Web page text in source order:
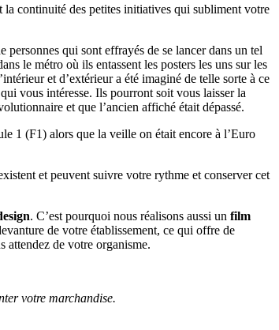
la continuité des petites initiatives qui subliment votre
qui sont effrayés de se lancer dans un tel
le métro où ils entassent les posters les uns sur les
et d’extérieur a été imaginé de telle sorte à ce
vous intéresse. Ils pourront soit vous laisser la
et que l’ancien affiché était dépassé.
1 (F1) alors que la veille on était encore à l’Euro
et peuvent suivre votre rythme et conserver cet
. C’est pourquoi nous réalisons aussi un film
de votre établissement, ce qui offre de
attendez de votre organisme.
votre marchandise.